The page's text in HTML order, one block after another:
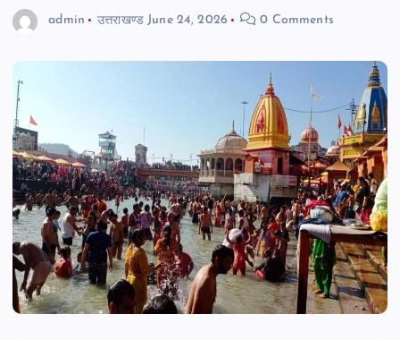
admin उत्तराखण्ड June 24, 2026 0 Comments